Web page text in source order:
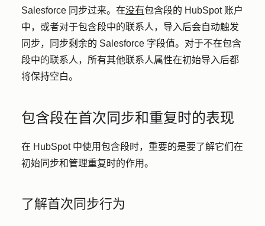
Salesforce 同步过来。在没有包含段的 HubSpot 账户
中，或者对于包含段中的联系人，导入后会自动触发
同步，同步剩余的 Salesforce 字段值。对于不在包含
段中的联系人，所有其他联系人属性在初始导入后都
将保持空白。
包含段在首次同步和重复时的表现
在 HubSpot 中使用包含段时，重要的是要了解它们在
初始同步和管理重复时的作用。
了解首次同步行为